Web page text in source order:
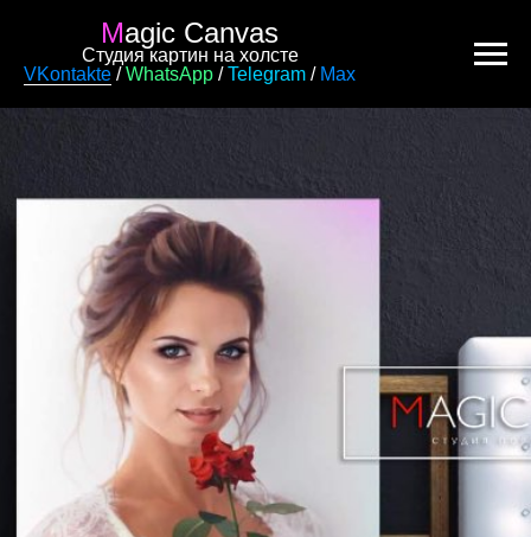
Magic Canvas
Студия картин на холсте
VKontakte /WhatsApp / Telegram / Max